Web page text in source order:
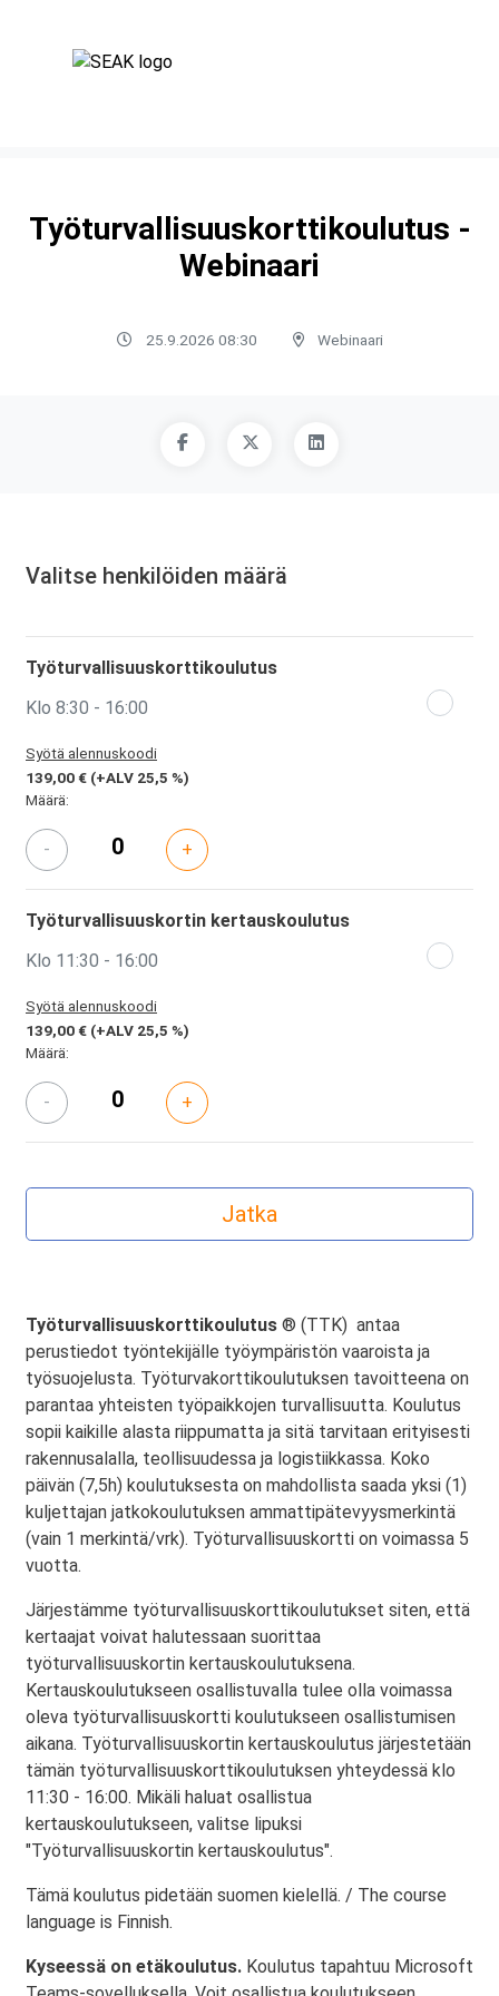
Työturvallisuuskorttikoulutus -
Webinaari
25.9.2026 08:30 Webinaari
Valitse henkilöiden määrä
Työturvallisuuskorttikoulutus
Klo 8:30 - 16:00
Syötä alennuskoodi
139,00 € (+ALV 25,5 %)
Määrä:
- +
Työturvallisuuskortin kertauskoulutus
Klo 11:30 - 16:00
Syötä alennuskoodi
139,00 € (+ALV 25,5 %)
Määrä:
- +
Työturvallisuuskorttikoulutus ® (TTK) antaa
perustiedot työntekijälle työympäristön vaaroista ja
työsuojelusta. Työturvakorttikoulutuksen tavoitteena on
parantaa yhteisten työpaikkojen turvallisuutta. Koulutus
sopii kaikille alasta riippumatta ja sitä tarvitaan erityisesti
rakennusalalla, teollisuudessa ja logistiikkassa. Koko
päivän (7,5h) koulutuksesta on mahdollista saada yksi (1)
kuljettajan jatkokoulutuksen ammattipätevyysmerkintä
(vain 1 merkintä/vrk). Työturvallisuuskortti on voimassa 5
vuotta.
Järjestämme työturvallisuuskorttikoulutukset siten, että
kertaajat voivat halutessaan suorittaa
työturvallisuuskortin kertauskoulutuksena.
Kertauskoulutukseen osallistuvalla tulee olla voimassa
oleva työturvallisuuskortti koulutukseen osallistumisen
aikana. Työturvallisuuskortin kertauskoulutus järjestetään
tämän työturvallisuuskorttikoulutuksen yhteydessä klo
11:30 - 16:00. Mikäli haluat osallistua
kertauskoulutukseen, valitse lipuksi
"Työturvallisuuskortin kertauskoulutus".
Tämä koulutus pidetään suomen kielellä. / The course
language is Finnish.
Kyseessä on etäkoulutus. Koulutus tapahtuu Microsoft